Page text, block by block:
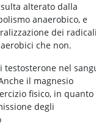
alterato dalla
anaerobico, e
dei
che non.
nel
il magnesio
fisico, in quanto
degli